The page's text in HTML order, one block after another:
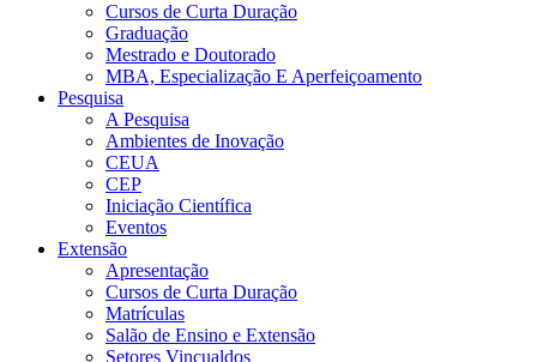
Cursos de Curta Duração
Graduação
Mestrado e Doutorado
MBA, Especialização E Aperfeiçoamento
Pesquisa
A Pesquisa
Ambientes de Inovação
CEUA
CEP
Iniciação Científica
Eventos
Extensão
Apresentação
Cursos de Curta Duração
Matrículas
Salão de Ensino e Extensão
Setores Vincualdos